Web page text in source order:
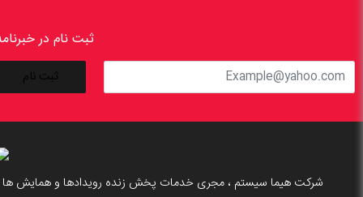
ثبت نام در
شرکت هیما سیستم ، مجری خدمات پخش زنده رویدادها و همایش ها